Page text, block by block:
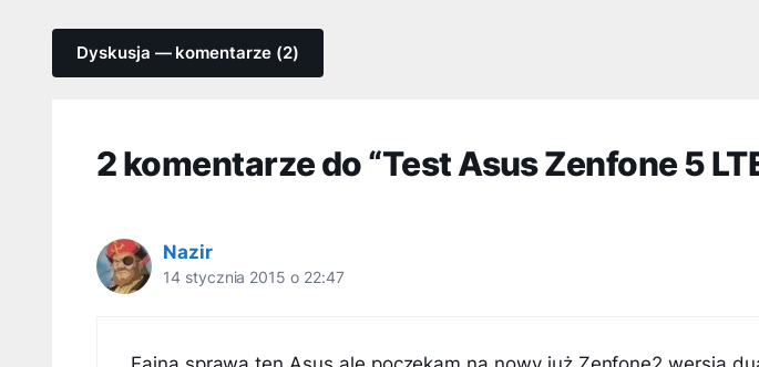
Dyskusja — komentarze (2)
2 komentarze do “Test Asus Zenfone 5
Nazir
14 stycznia 2015 o 22:47